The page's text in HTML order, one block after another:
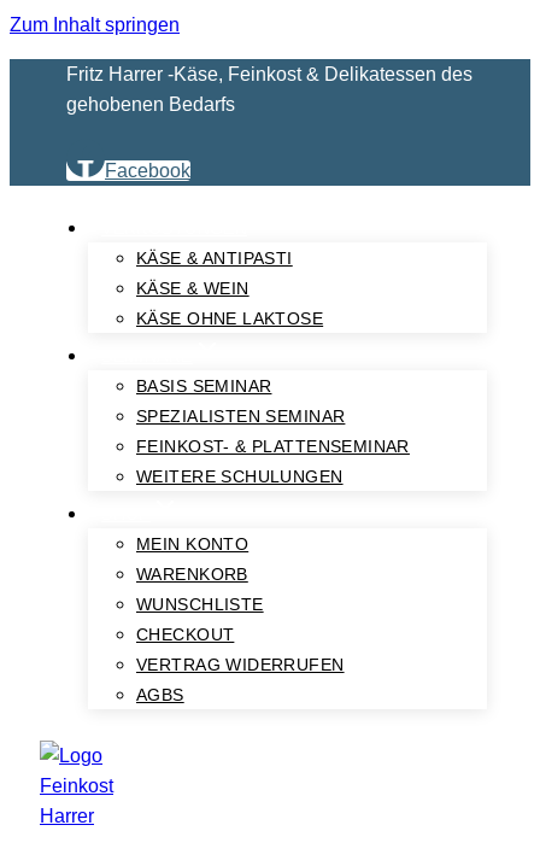
Zum Inhalt springen
Fritz Harrer -Käse, Feinkost & Delikatessen des
gehobenen Bedarfs
Facebook
KÄSE & ANTIPASTI
KÄSE & WEIN
KÄSE OHNE LAKTOSE
BASIS SEMINAR
SPEZIALISTEN SEMINAR
FEINKOST- & PLATTENSEMINAR
WEITERE SCHULUNGEN
MEIN KONTO
WARENKORB
WUNSCHLISTE
CHECKOUT
VERTRAG WIDERRUFEN
AGBS